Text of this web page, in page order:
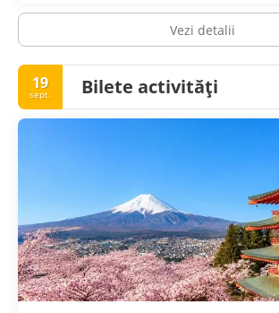
Vezi detalii
19
sept. Bilete activități